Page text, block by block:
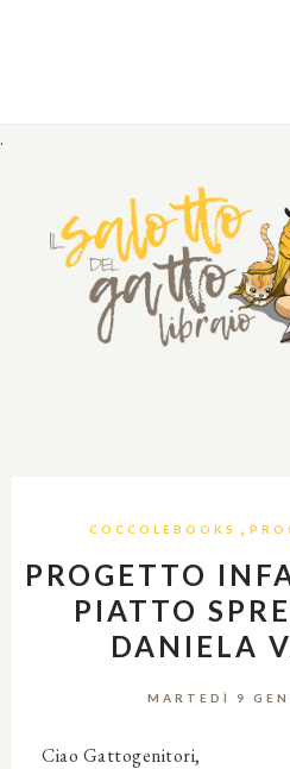
.
COCCOLEBOOKS ,
PROGETTO
PIATTO
DANIELA
MARTEDÌ 9
Ciao Gattogenitori,